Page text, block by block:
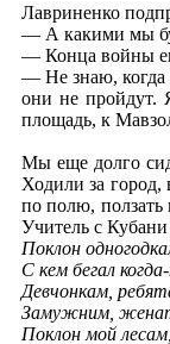
Лавриненко
— А какими мы
— Конца войны
— Не знаю, когда
они не пройдут.
площадь, к
Мы еще долго
Ходили за
по полю,
Учитель с
Поклон
С кем бегал
Девчонкам,
Замужним,
Поклон мой лесам,